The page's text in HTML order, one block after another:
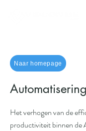
Naar homepage
Het verhogen van de
productiviteit binnen de